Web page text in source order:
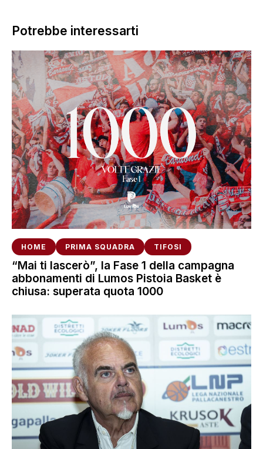
Potrebbe interessarti
HOME PRIMA SQUADRA TIFOSI
“Mai ti lascerò”, la Fase 1 della campagna
abbonamenti di Lumos Pistoia Basket è
chiusa: superata quota 1000